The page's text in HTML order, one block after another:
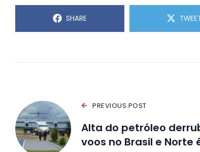
SHARE
PREVIOUS POST
Alta do petróleo
voos no Brasil e Norte